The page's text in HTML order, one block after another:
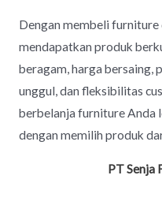
Dengan membeli furniture
mendapatkan produk
beragam, harga bersaing,
unggul, dan fleksibilitas
berbelanja furniture Anda
dengan memilih produk
PT Senja